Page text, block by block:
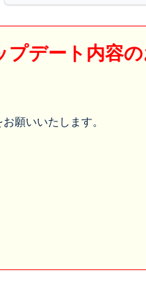
プデート内容
願いいたします。